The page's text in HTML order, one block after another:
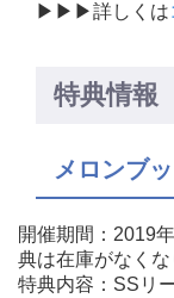
▶▶▶詳しくは
特典情報
メロンブ
開催期間：2019
典は在庫がなくな
特典内容：SSリ